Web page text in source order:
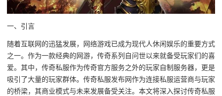
一、引言
随着互联网的迅猛发展，网络游戏已成为现代人休闲娱乐的重要方式
之一。作为一款经典的网游，传奇系列自问世以来就备受玩家们的喜
爱。其中，传奇私服作为传奇官方服务之外的玩家自制服务器，更是
吸引了大量的玩家群体。传奇私服发布网作为连接私服运营商与玩家
的桥梁，其商业模式与未来发展备受关注。本文将深入探讨传奇私服